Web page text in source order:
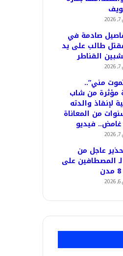
صادمة في
طالب على يد
القناطر
مني”..
مؤثرة من شاب
لإنقاذ والدته
5 سنوات من المعاناة
فيديو
عاجل من
لـ المصطافين على